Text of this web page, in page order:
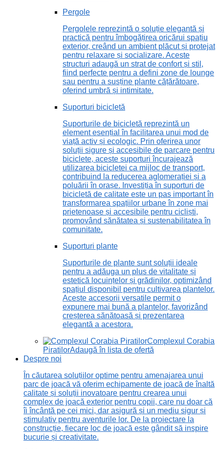
Pergole
Pergolele reprezintă o soluție elegantă și
practică pentru îmbogățirea oricărui spațiu
exterior, creând un ambient plăcut și protejat
pentru relaxare și socializare. Aceste
structuri adaugă un strat de confort și stil,
fiind perfecte pentru a defini zone de lounge
sau pentru a susține plante cățărătoare,
oferind umbră și intimitate.
Suporturi bicicletă
Suporturile de bicicletă reprezintă un
element esențial în facilitarea unui mod de
viață activ și ecologic. Prin oferirea unor
soluții sigure și accesibile de parcare pentru
biciclete, aceste suporturi încurajează
utilizarea bicicletei ca mijloc de transport,
contribuind la reducerea aglomerației și a
poluării în orașe. Investiția în suporturi de
bicicletă de calitate este un pas important în
transformarea spațiilor urbane în zone mai
prietenoase și accesibile pentru cicliști,
promovând sănătatea și sustenabilitatea în
comunitate.
Suporturi plante
Suporturile de plante sunt soluții ideale
pentru a adăuga un plus de vitalitate și
estetică locuințelor și grădinilor, optimizând
spațiul disponibil pentru cultivarea plantelor.
Aceste accesorii versatile permit o
expunere mai bună a plantelor, favorizând
creșterea sănătoasă și prezentarea
elegantă a acestora.
Complexul Corabia
PiratilorAdaugă în lista de ofertă
Despre noi
În căutarea soluțiilor optime pentru amenajarea unui
parc de joacă vă oferim echipamente de joacă de înaltă
calitate și soluții inovatoare pentru crearea unui
complex de joacă exterior pentru copii, care nu doar că
îi încântă pe cei mici, dar asigură și un mediu sigur și
stimulativ pentru aventurile lor. De la proiectare la
construcție, fiecare loc de joacă este gândit să inspire
bucurie și creativitate.